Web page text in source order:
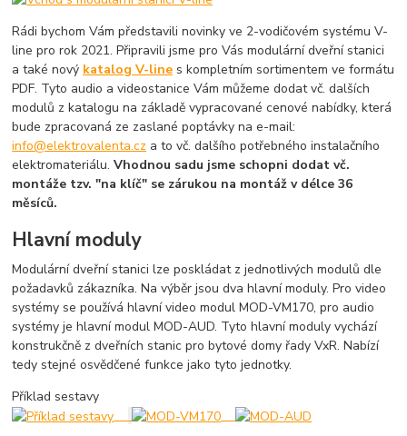
Rádi bychom Vám představili novinky ve 2-vodičovém systému V-
line pro rok 2021. Připravili jsme pro Vás modulární dveřní stanici
a také nový katalog V-line s kompletním sortimentem ve formátu
PDF. Tyto audio a videostanice Vám můžeme dodat vč. dalších
modulů z katalogu na základě vypracované cenové nabídky, která
bude zpracovaná ze zaslané poptávky na e-mail:
info@elektrovalenta.cz a to vč. dalšího potřebného instalačního
elektromateriálu.Vhodnou sadu jsme schopni dodat vč.
montáže tzv. "na klíč" se zárukou na montáž v délce 36
měsíců.
Hlavní moduly
Modulární dveřní stanici lze poskládat z jednotlivých modulů dle
požadavků zákazníka. Na výběr jsou dva hlavní moduly. Pro video
systémy se používá hlavní video modul MOD-VM170, pro audio
systémy je hlavní modul MOD-AUD. Tyto hlavní moduly vychází
konstrukčně z dveřních stanic pro bytové domy řady VxR. Nabízí
tedy stejné osvědčené funkce jako tyto jednotky.
Příklad sestavy